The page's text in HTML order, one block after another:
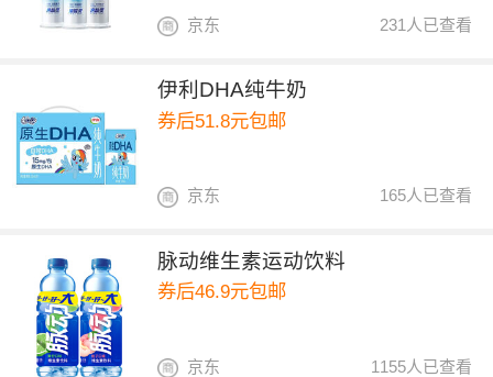
231人已查看
京东
伊利DHA纯牛奶
券后51.8元包邮
165人已查看
京东
脉动维生素运动饮料
券后46.9元包邮
1155人已查看
京东